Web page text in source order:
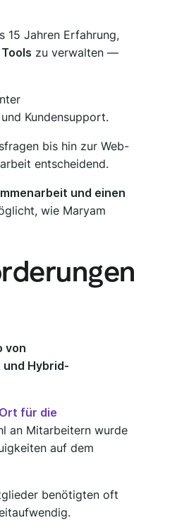
15 Jahren Erfahrung,
zu verwalten —
Kundensupport.
bis hin zur Web-
entscheidend.
und einen
wie Maryam
von
und Hybrid-
für die
an Mitarbeitern wurde
auf dem
benötigten oft